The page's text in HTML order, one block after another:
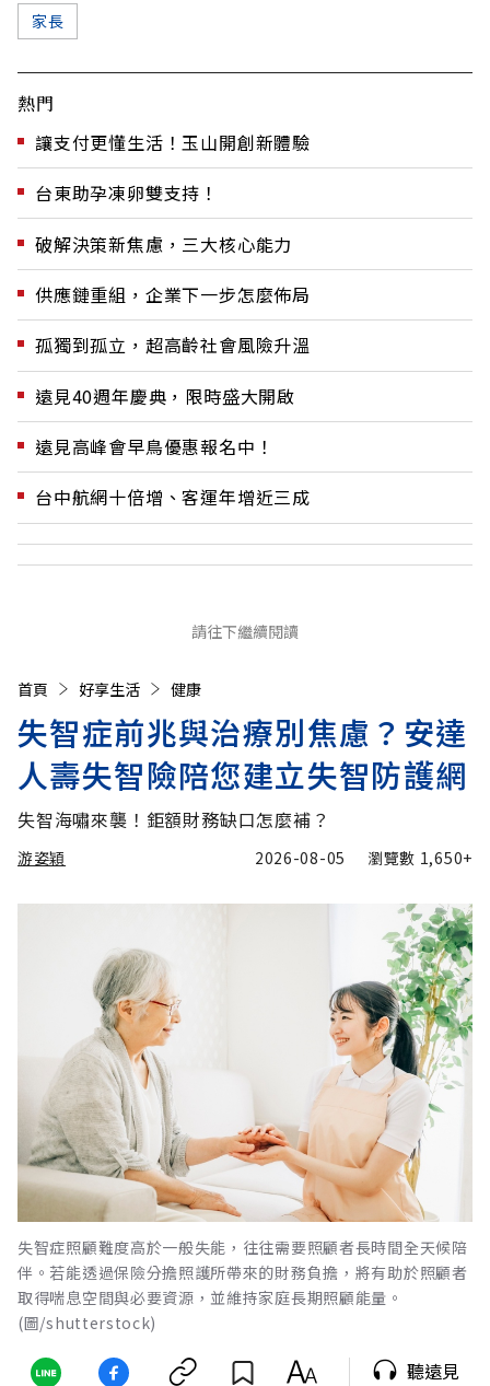
家長
熱門
讓支付更懂生活！玉山開創新體驗
台東助孕凍卵雙支持！
破解決策新焦慮，三大核心能力
供應鏈重組，企業下一步怎麼佈局
孤獨到孤立，超高齡社會風險升溫
遠見40週年慶典，限時盛大開啟
遠見高峰會早鳥優惠報名中！
台中航網十倍增、客運年增近三成
請往下繼續閱讀
首頁 好享生活 健康
失智症前兆與治療別焦慮？安達
人壽失智險陪您建立失智防護網
失智海嘯來襲！鉅額財務缺口怎麼補？
游姿穎 2026-08-05 瀏覽數 1,650+
失智症照顧難度高於一般失能，往往需要照顧者長時間全天候陪
伴。若能透過保險分擔照護所帶來的財務負擔，將有助於照顧者
取得喘息空間與必要資源，並維持家庭長期照顧能量。
(圖/shutterstock)
聽遠見